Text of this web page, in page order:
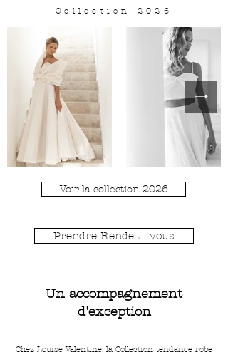
Collection 2026
Voir la collection 2026
Prendre Rendez - vous
Un accompagnement
d'exception
Chez Louise Valentine, la Collection tendance robe